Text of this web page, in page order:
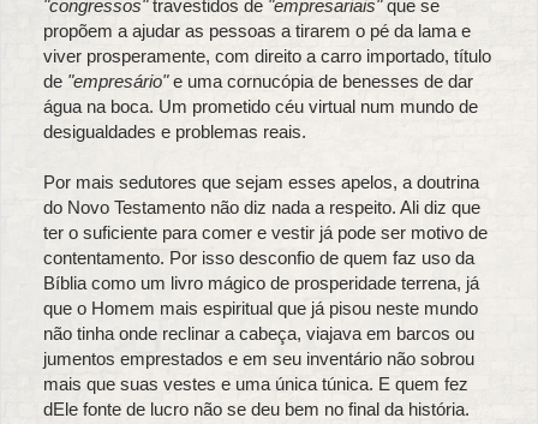
"congressos"travestidos de "empresariais"que se
propõem a ajudar as pessoas a tirarem o pé da lama e
viver prosperamente, com direito a carro importado, título
de "empresário"e uma cornucópia de benesses de dar
água na boca. Um prometido céu virtual num mundo de
desigualdades e problemas reais.
Por mais sedutores que sejam esses apelos, a doutrina
do Novo Testamento não diz nada a respeito. Ali diz que
ter o suficiente para comer e vestir já pode ser motivo de
contentamento. Por isso desconfio de quem faz uso da
Bíblia como um livro mágico de prosperidade terrena, já
que o Homem mais espiritual que já pisou neste mundo
não tinha onde reclinar a cabeça, viajava em barcos ou
jumentos emprestados e em seu inventário não sobrou
mais que suas vestes e uma única túnica. E quem fez
dEle fonte de lucro não se deu bem no final da história.